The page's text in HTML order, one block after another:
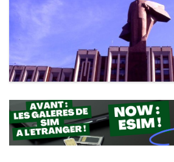
Mon journal de bord sur Instagram
Blog voyage
Les derniers articles
Podcast
Préparer son voyage
Destinations